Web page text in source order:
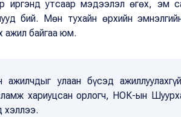
иргэнд утсаар мэдээлэл өгөх, эм
бий. Мөн тухайн өрхийн
ажил байгаа юм.
ажилчдыг улаан бүсэд
хариуцсан орлогч, НОК-ын
хэллээ.